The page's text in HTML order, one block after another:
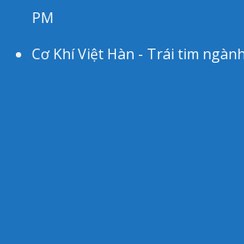
PM
Cơ Khí Việt Hàn - Trái tim